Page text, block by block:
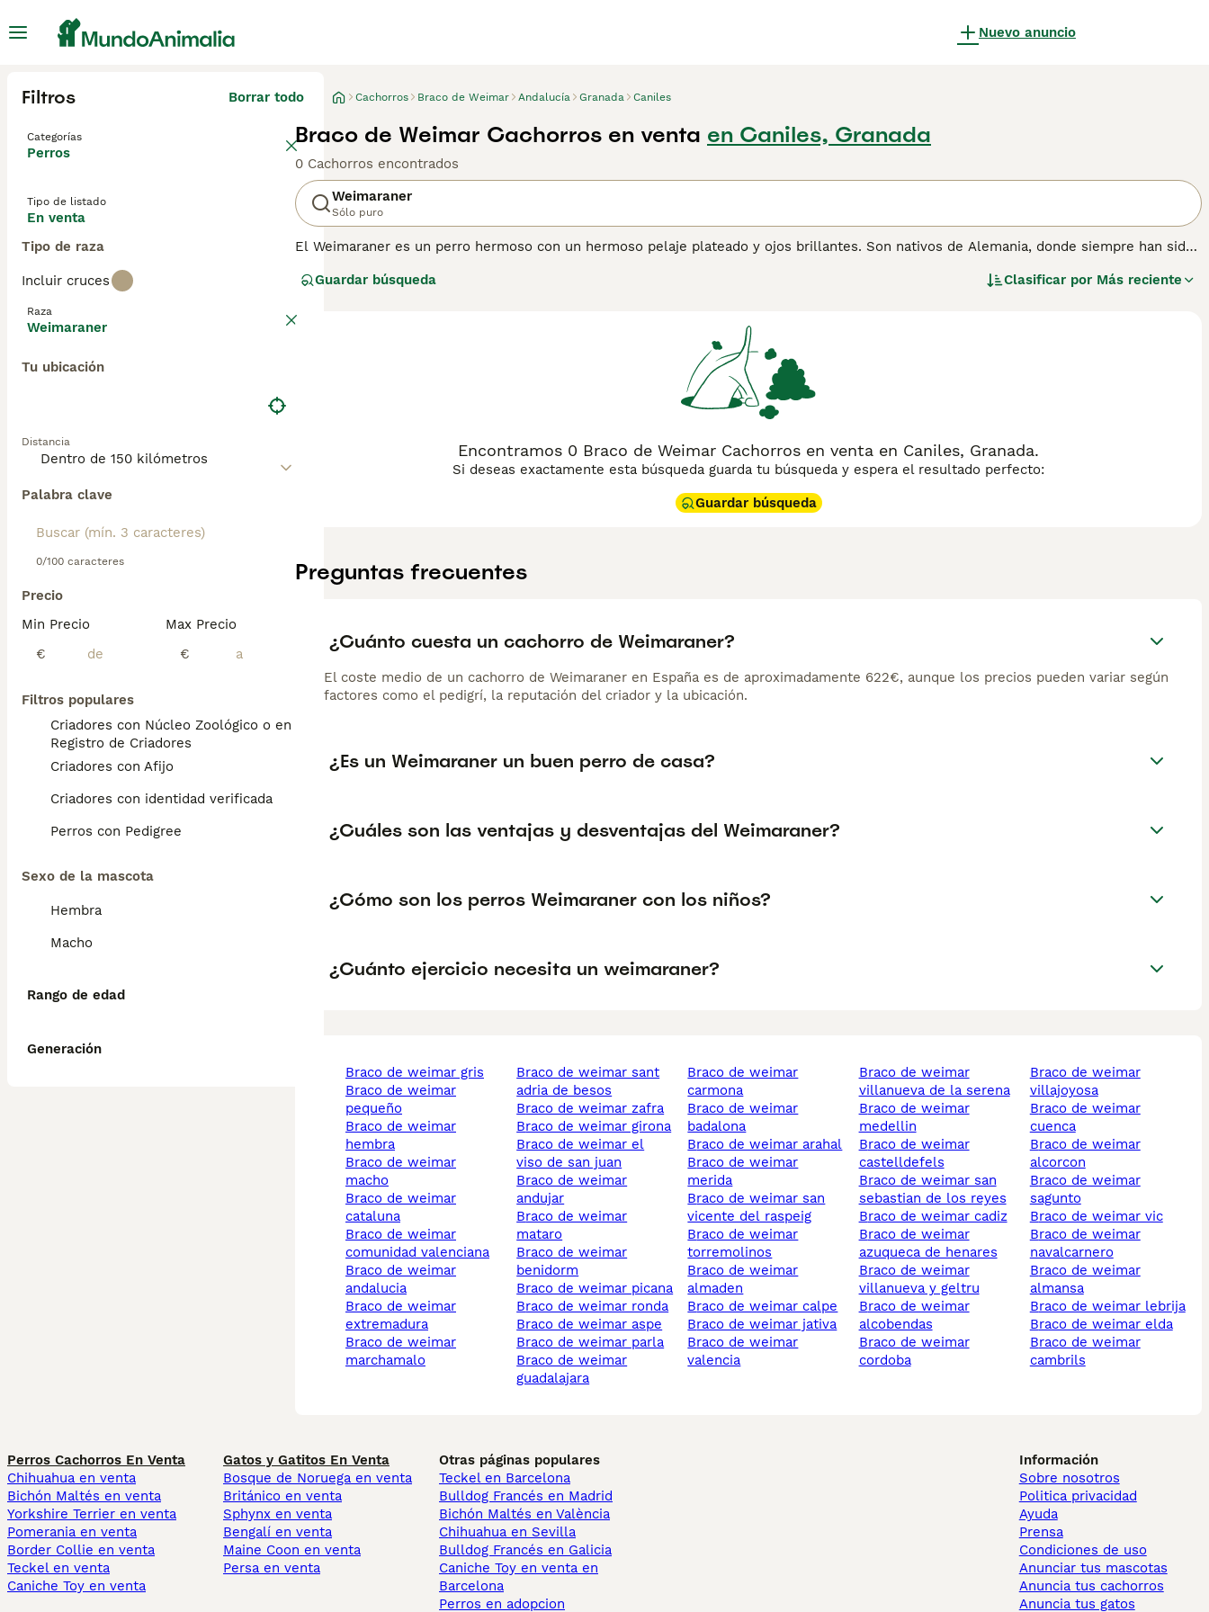
Nuevo anuncio
Filtros Borrar todo
Categorías
Perros
Tipo de listado
En venta
Tipo de raza
Incluir cruces
Raza
Weimaraner
Tu ubicación
Distancia
Palabra clave
0/100 caracteres
Precio
Min Precio
€
Max Precio
€
Filtros populares
Criadores con Núcleo Zoológico o en el
Registro de Criadores
Criadores con Afijo
Criadores con identidad verificada
Perros con Pedigree
Sexo de la mascota
Hembra
Macho
Rango de edad
Generación
Cachorros Braco de Weimar Andalucía Granada Caniles
Braco de Weimar Cachorros en venta en Caniles, Granada
0 Cachorros encontrados
Weimaraner
Sólo puro
El Weimaraner es un perro hermoso con un hermoso pelaje plateado y ojos brillantes. Son nativos de Alemania, donde siempre han sido
mejor opción para los dueños de perros primerizos, ya que los Weimaraner son muy inteligentes y se dan cuenta rápidamente cuando el
personas que lideran vidas activas al aire libre y que quieren un compañero canino fuerte a su lado.
para obtener información sobre esta raza de perro.
Guardar búsqueda Clasificar por Más reciente
Encontramos 0 Braco de Weimar Cachorros en venta en Caniles, Granada.
Si deseas exactamente esta búsqueda guarda tu búsqueda y espera el resultado perfecto:
Guardar búsqueda
Preguntas frecuentes
¿Cuánto cuesta un cachorro de Weimaraner?
El coste medio de un cachorro de Weimaraner en España es de aproximadamente 622€, aunque los precios pueden variar según
factores como el pedigrí, la reputación del criador y la ubicación.
¿Es un Weimaraner un buen perro de casa?
¿Cuáles son las ventajas y desventajas del Weimaraner?
¿Cómo son los perros Weimaraner con los niños?
¿Cuánto ejercicio necesita un weimaraner?
braco de weimar gris
braco de weimar
pequeño
braco de weimar
hembra
braco de weimar
macho
braco de weimar
cataluna
braco de weimar
comunidad valenciana
braco de weimar
andalucia
braco de weimar
extremadura
braco de weimar
marchamalo
braco de weimar sant
adria de besos
braco de weimar zafra
braco de weimar girona
braco de weimar el
viso de san juan
braco de weimar
andujar
braco de weimar
mataro
braco de weimar
benidorm
braco de weimar picana
braco de weimar ronda
braco de weimar aspe
braco de weimar parla
braco de weimar
guadalajara
braco de weimar
carmona
braco de weimar
badalona
braco de weimar arahal
braco de weimar
merida
braco de weimar san
vicente del raspeig
braco de weimar
torremolinos
braco de weimar
almaden
braco de weimar calpe
braco de weimar jativa
braco de weimar
valencia
braco de weimar
villanueva de la serena
braco de weimar
medellin
braco de weimar
castelldefels
braco de weimar san
sebastian de los reyes
braco de weimar cadiz
braco de weimar
azuqueca de henares
braco de weimar
villanueva y geltru
braco de weimar
alcobendas
braco de weimar
cordoba
braco de weimar
villajoyosa
braco de weimar
cuenca
braco de weimar
alcorcon
braco de weimar
sagunto
braco de weimar vic
braco de weimar
navalcarnero
braco de weimar
almansa
braco de weimar lebrija
braco de weimar elda
braco de weimar
cambrils
Perros Cachorros En Venta
Chihuahua en venta
Bichón Maltés en venta
Yorkshire Terrier en venta
Pomerania en venta
Border Collie en venta
Teckel en venta
Caniche Toy en venta
Gatos y Gatitos En Venta
Bosque de Noruega en venta
Británico en venta
Sphynx en venta
Bengalí en venta
Maine Coon en venta
Persa en venta
Otras páginas populares
Teckel en Barcelona
Bulldog Francés en Madrid
Bichón Maltés en València
Chihuahua en Sevilla
Bulldog Francés en Galicia
Caniche Toy en venta en
Barcelona
Perros en adopcion
Información
Sobre nosotros
Politica privacidad
Ayuda
Prensa
Condiciones de uso
Anunciar tus mascotas
Anuncia tus cachorros
Anuncia tus gatos